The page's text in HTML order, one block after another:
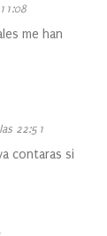
me han
22:51
contaras si